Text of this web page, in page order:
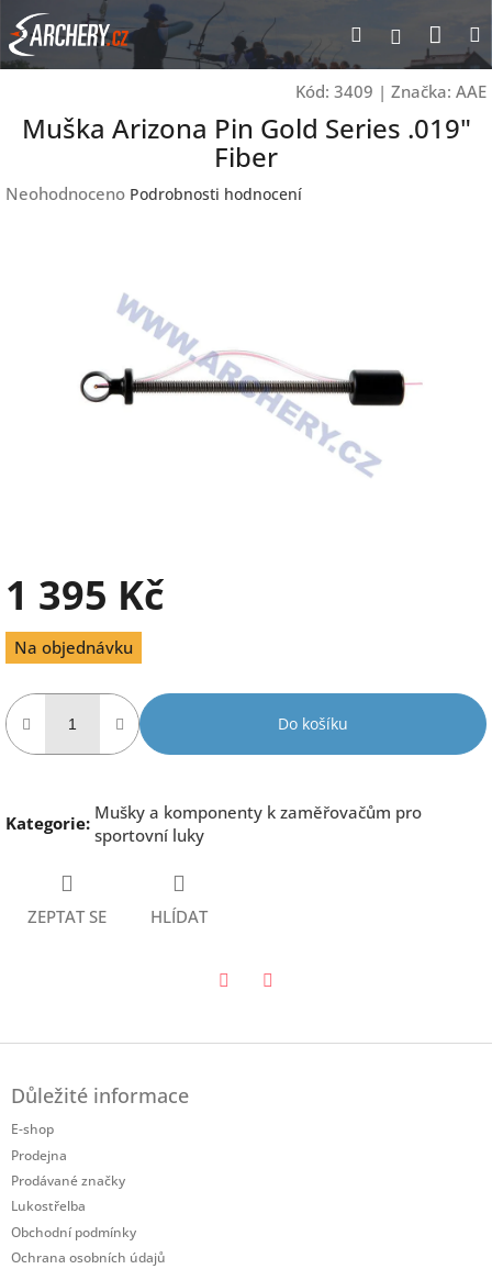
Přejít
na
obsah
Hledat
Kód: 3409 | Značka: AAE
Muška Arizona Pin Gold Series .019"
Fiber
Průměrné
Neohodnoceno Podrobnosti hodnocení
1 395 Kč
Měrná
cena:
Na objednávku
Do košíku
Kategorie: Mušky a komponenty k zaměřovačům pro
sportovní luky
ZEPTAT SE HLÍDAT
Důležité informace
E-shop
Prodejna
Prodávané značky
Lukostřelba
Obchodní podmínky
Ochrana osobních údajů